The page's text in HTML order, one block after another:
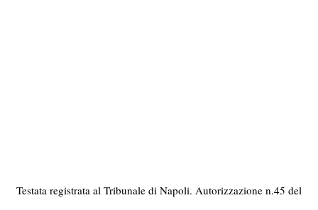
Testata registrata al Tribunale di Napoli. Autorizzazione n.45 del